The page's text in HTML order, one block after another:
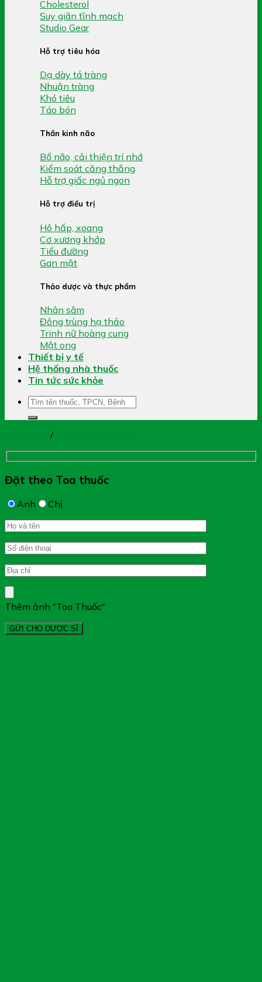
Cholesterol
Suy giãn tĩnh mạch
Studio Gear
Hỗ trợ tiêu hóa
Dạ dày tá tràng
Nhuận tràng
Khó tiêu
Táo bón
Thần kinh não
Bổ não, cải thiện trí nhớ
Kiểm soát căng thẳng
Hỗ trợ giấc ngủ ngon
Hỗ trợ điều trị
Hô hấp, xoang
Cơ xương khớp
Tiểu đường
Gan mật
Thảo dược và thực phẩm
Nhân sâm
Đông trùng hạ thảo
Trinh nữ hoàng cung
Mật ong
Thiết bị y tế
Hệ thống nhà thuốc
Tin tức sức khỏe
Tìm
kiếm:
/
Đặt theo Toa thuốc
Anh Chị
Thêm ảnh "Toa Thuốc"